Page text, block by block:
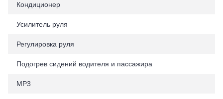
Кондиционер
Усилитель руля
Регулировка руля
Подогрев сидений водителя и пассажира
MP3